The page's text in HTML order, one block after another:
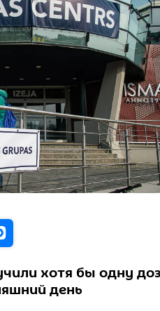
хотя бы одну
день